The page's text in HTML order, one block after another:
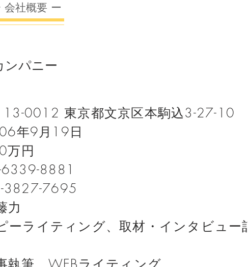
会社概要 ー
ンパニー
東京都文京区本駒込3-27-10
9月19日
円
8881
7695
力
ライティング、取材・インタビュー